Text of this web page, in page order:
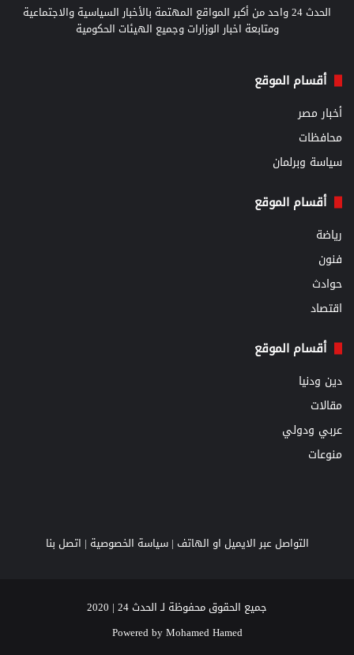
الحدث 24 واحد من أكبر المواقع المهتمة بالأخبار السياسية والاجتماعية
ومتابعة اخبار الوزارات وجميع الهيئات الحكومية
أقسام الموقع
أخبار مصر
محافظات
سياسة وبرلمان
أقسام الموقع
رياضة
فنون
حوادث
اقتصاد
أقسام الموقع
دين ودنيا
مقالات
عربي ودولي
منوعات
التواصل عبر الايميل او الهاتف |سياسة الخصوصية | اتصل بنا
جميع الحقوق محفوظة لـ الحدث 24 | 2020
Powered byMohamed Hamed